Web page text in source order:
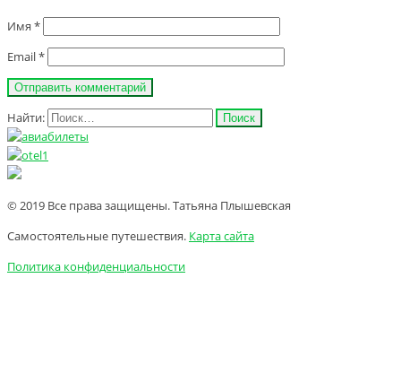
Имя *
Email*
Найти:
© 2019 Все права защищены. Татьяна Плышевская
Самостоятельные путешествия. Карта сайта
Политика конфиденциальности